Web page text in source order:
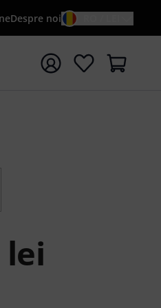
Despre noi
{searchTerm}
lei